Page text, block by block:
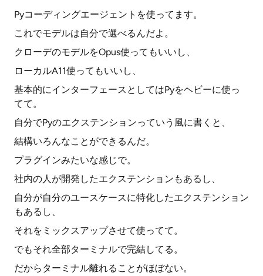
Pyコーディングエージェントを使ってます。
これでモデルは自分で選べるんだよ。
クローデのモデルをOpus使ってもいいし、
ローカルA11使ってもいいし、
基本的にインターフェースとしてはPyをヘビーに使っ
てて。
自分でPyのエクステンションっていう風に書くと、
結構いろんなことができるんだ。
プラグインみたいな感じで。
社内の人が開発したエクステンションもあるし、
自分が自分のユースケースに特化したエクステンション
もあるし、
それをミックスアップさせて使ってて。
でもそれ全部ターミナルで完結してる。
だからターミナル離れることがほぼない。